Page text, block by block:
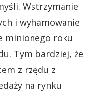
Wstrzymanie
i wyhamowanie
minionego roku
Tym bardziej, że
z rzędu z
na rynku